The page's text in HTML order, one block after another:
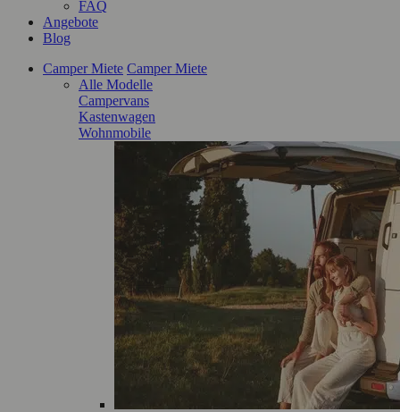
FAQ
Angebote
Blog
Camper Miete Camper Miete
Alle Modelle
Campervans
Kastenwagen
Wohnmobile